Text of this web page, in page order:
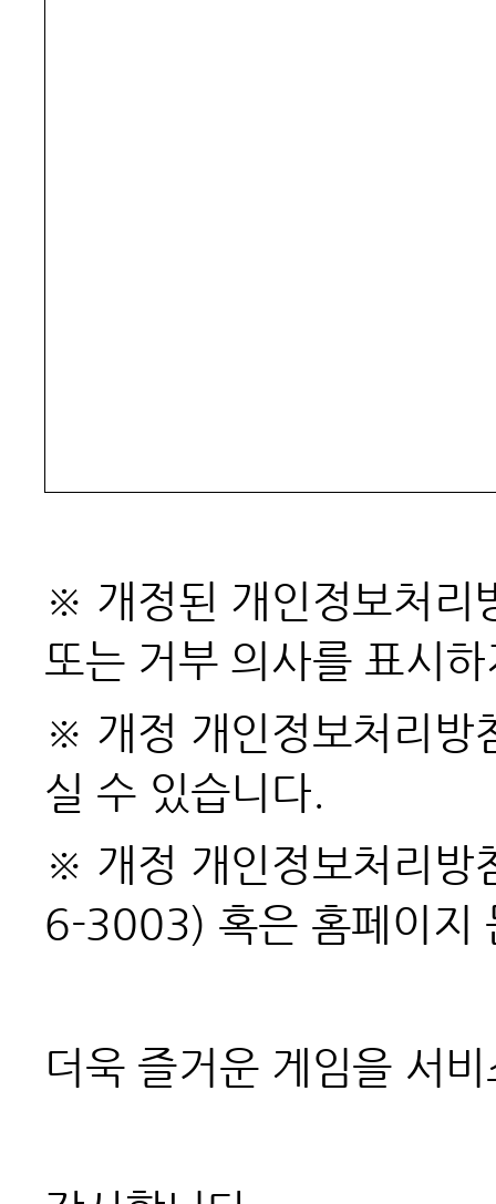
※ 개정된 개인정보처리
또는 거부 의사를 표시
※ 개정 개인정보처리방
실 수 있습니다.
※ 개정 개인정보처리방
6-3003) 혹은 홈페이지
더욱 즐거운 게임을 서